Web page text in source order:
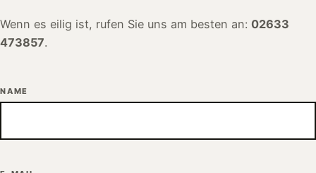
Wenn es eilig ist, rufen Sie uns am besten an: 02633
473857.
NAME